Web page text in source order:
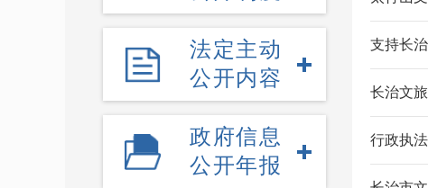
法定主动
公开内容
政府信息
公开年报
支持长
长治文
行政执